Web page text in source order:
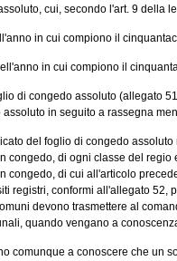
cui, secondo l'art. 9 della
in cui compiono il
in cui compiono il
di congedo assoluto (allegato
in seguito a rassegna
del foglio di congedo assoluto
di ogni classe del regio
di cui all'articolo
conformi all'allegato 52,
devono trasmettere al
quando vengano a
a conoscere che un